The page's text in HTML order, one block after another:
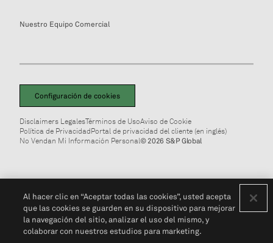
Nuestro Equipo Comercial
Configuración de cookies
Disclaimers LegalesTérminos de UsoAviso de Cookie
Política de PrivacidadPortal de privacidad del cliente (en inglés)
No Vendan Mi Información Personal© 2026 S&P Global
Al hacer clic en “Aceptar todas las cookies”, usted acepta
que las cookies se guarden en su dispositivo para mejorar
la navegación del sitio, analizar el uso del mismo, y
colaborar con nuestros estudios para marketing.